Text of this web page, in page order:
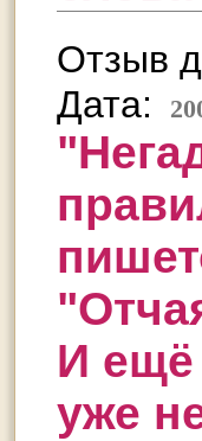
Отзыв
Дата:
И ещё
уже